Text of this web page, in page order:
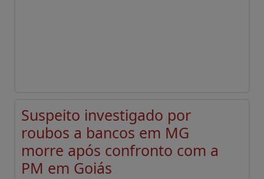
Suspeito investigado por
roubos a bancos em MG
morre após confronto com a
PM em Goiás